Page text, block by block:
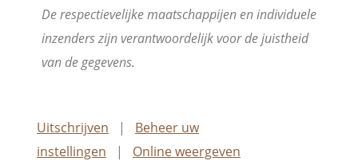
De respectievelijke maatschappijen en individuele
inzenders zijn verantwoordelijk voor de juistheid
van de gegevens.
Uitschrijven | Beheer uw
instellingen | Online weergeven